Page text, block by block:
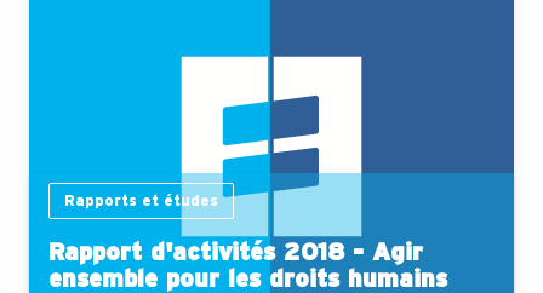
Rapports et études
Rapport d'activités 2018 - Agir
ensemble pour les droits humains